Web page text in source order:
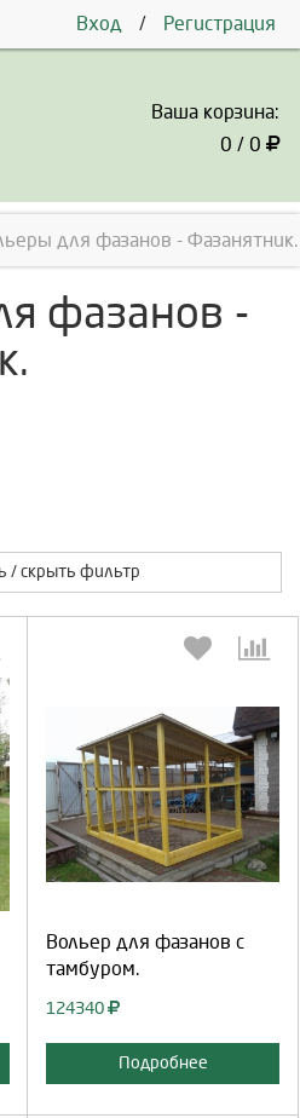
Вход / Регистрация
Ваша корзина:
0 / 0
для фазанов - Фазанятник.
фазанов -
/ скрыть фильтр
Вольер для фазанов с
тамбуром.
124340
Подробнее
Выберите количество: